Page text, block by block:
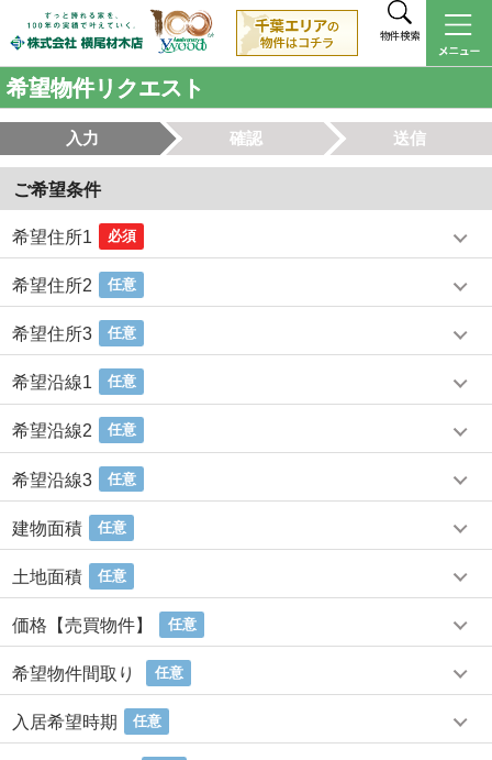
物件検索
希望物件リクエスト
入力 確認 送信
ご希望条件
希望住所1 必須
希望住所2 任意
希望住所3 任意
希望沿線1 任意
希望沿線2 任意
希望沿線3 任意
建物面積 任意
土地面積 任意
価格【売買物件】 任意
希望物件間取り 任意
入居希望時期 任意